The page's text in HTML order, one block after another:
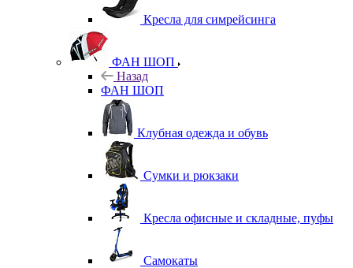
Кресла для симрейсинга
ФАН ШОП
Назад
ФАН ШОП
Клубная одежда и обувь
Сумки и рюкзаки
Кресла офисные и складные, пуфы
Самокаты